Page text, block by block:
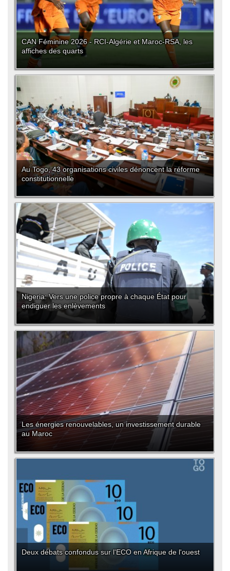
CAN Féminine 2026 - RCI-Algérie et Maroc-RSA, les
affiches des quarts
Au Togo, 43 organisations civiles dénoncent la réforme
constitutionnelle
Nigeria: Vers une police propre à chaque État pour
endiguer les enlèvements
Les énergies renouvelables, un investissement durable
au Maroc
Deux débats confondus sur l'ECO en Afrique de l'ouest